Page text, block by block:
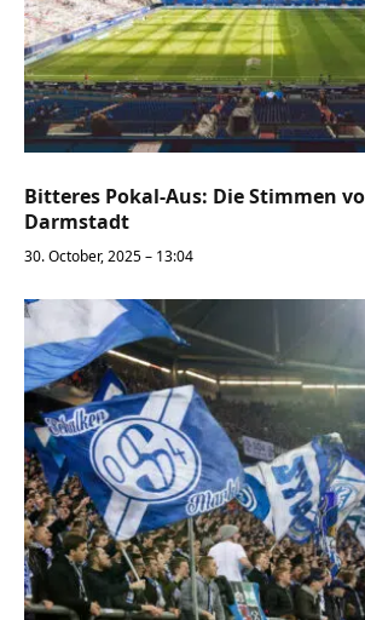
Bitteres Pokal-Aus: Die Stimmen
Darmstadt
30. October, 2025 – 13:04